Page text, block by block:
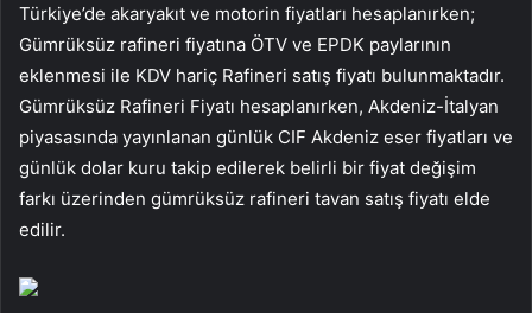
Türkiye’de akaryakıt ve motorin fiyatları hesaplanırken;
Gümrüksüz rafineri fiyatına ÖTV ve EPDK paylarının
eklenmesi ile KDV hariç Rafineri satış fiyatı bulunmaktadır.
Gümrüksüz Rafineri Fiyatı hesaplanırken, Akdeniz-İtalyan
piyasasında yayınlanan günlük CIF Akdeniz eser fiyatları ve
günlük dolar kuru takip edilerek belirli bir fiyat değişim
farkı üzerinden gümrüksüz rafineri tavan satış fiyatı elde
edilir.